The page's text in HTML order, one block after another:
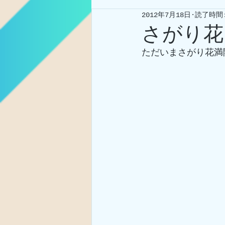
さがり花
2012年7月18日 読了時
ただいまさがり花満